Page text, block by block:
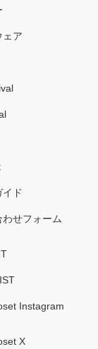
ェア
イド
わせフォーム
Instagram
X